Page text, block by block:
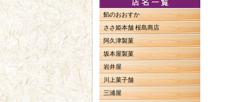
餡のおおすか
ささ姫本舗 桜島商店
阿久津製菓
坂本屋製菓
岩井屋
川上菓子舗
三浦屋